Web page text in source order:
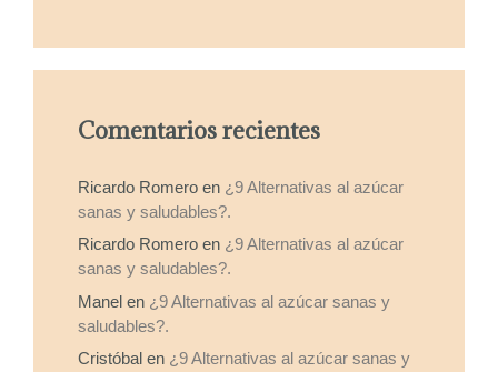
12,00 €
Comentarios recientes
Ricardo Romero en ¿9 Alternativas al azúcar
sanas y saludables?.
Ricardo Romero en ¿9 Alternativas al azúcar
sanas y saludables?.
Manel en ¿9 Alternativas al azúcar sanas y
saludables?.
Cristóbal en ¿9 Alternativas al azúcar sanas y